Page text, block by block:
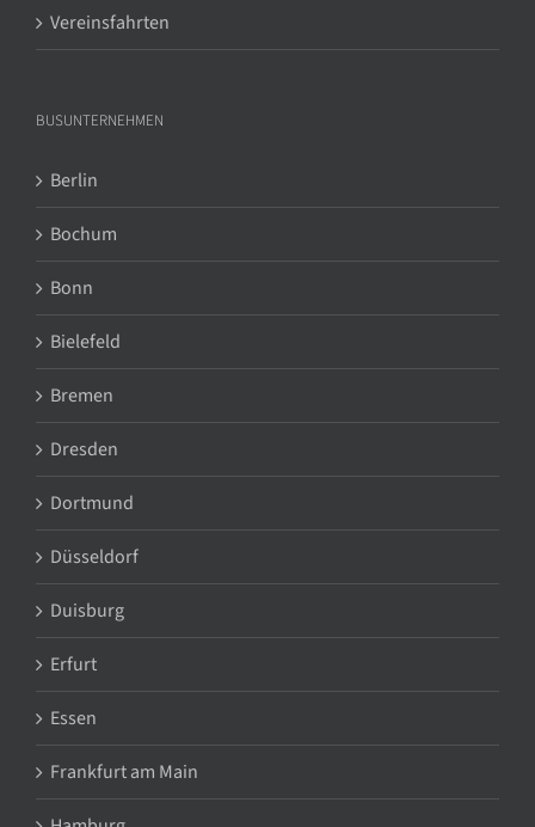
Vereinsfahrten
BUSUNTERNEHMEN
Berlin
Bochum
Bonn
Bielefeld
Bremen
Dresden
Dortmund
Düsseldorf
Duisburg
Erfurt
Essen
Frankfurt am Main